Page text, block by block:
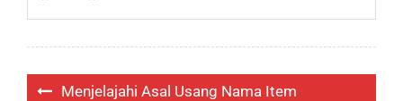
Post Menjelajahi Asal Usang Nama Item